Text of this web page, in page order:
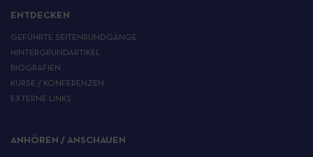
ENTDECKEN
GEFÜHRTE SEITENRUNDGÄNGE
HINTERGRUNDARTIKEL
BIOGRAFIEN
KURSE / KONFERENZEN
EXTERNE LINKS
ANHÖREN / ANSCHAUEN